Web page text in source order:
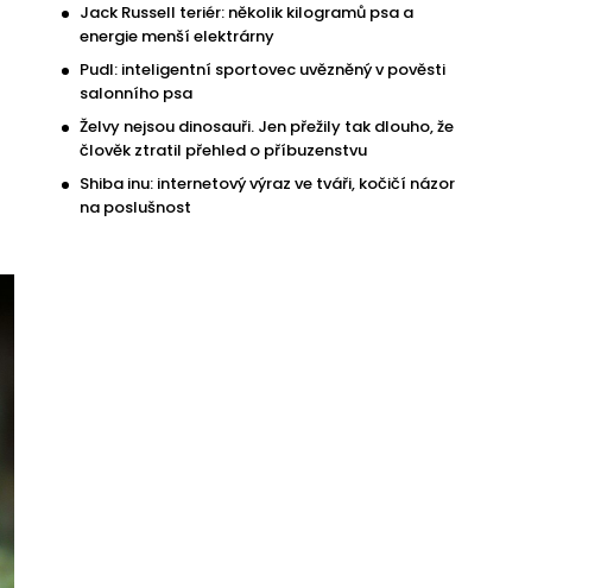
Jack Russell teriér: několik kilogramů psa a
energie menší elektrárny
Pudl: inteligentní sportovec uvězněný v pověsti
salonního psa
Želvy nejsou dinosauři. Jen přežily tak dlouho, že
člověk ztratil přehled o příbuzenstvu
Shiba inu: internetový výraz ve tváři, kočičí názor
na poslušnost